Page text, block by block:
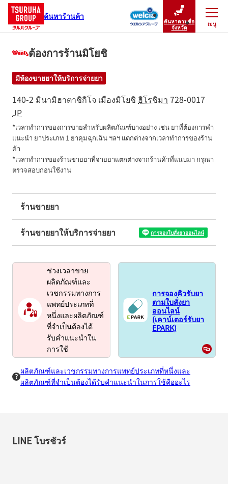
ค้นหาร้านค้า
ค้นหาตามชื่อ
จังหวัด
เมนู
ปิดเมนู
ต้องการร้านมิโยชิ
มีห้องขายยาให้บริการจ่ายยา
140-2 มินามิฮาตาชิกิโจ เมืองมิโยชิ ฮิโรชิมา 728-0017
JP
*เวลาทำการของการขายสำหรับผลิตภัณฑ์บางอย่าง เช่น ยาที่ต้องการคำ
แนะนำ ยาประเภท 1 ยาคุมฉุกเฉิน ฯลฯ แตกต่างจากเวลาทำการของร้าน
ค้า
*เวลาทำการของร้านขายยาที่จ่ายยาแตกต่างจากร้านค้าที่แนบมา กรุณา
ตรวจสอบก่อนใช้งาน
ร้านขายยา
ร้านขายยาให้บริการจ่ายยา การจองใบสั่งยาออนไลน์
ช่วงเวลาขาย
ผลิตภัณฑ์และ
เวชกรรมทางการ
แพทย์ประเภทที่
หนึ่งและผลิตภัณฑ์
ที่จำเป็นต้องได้
รับคำแนะนำใน
การใช้
การจองคิวรับยา
ตามใบสั่งยา
ออนไลน์
(เคาน์เตอร์รับยา
EPARK)
ผลิตภัณฑ์และเวชกรรมทางการแพทย์ประเภทที่หนึ่งและ
ผลิตภัณฑ์ที่จำเป็นต้องได้รับคำแนะนำในการใช้คืออะไร
LINE โบรชัวร์